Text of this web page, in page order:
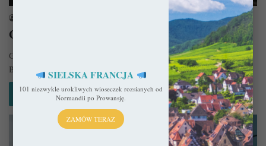
Gotyk w Barcelonie
Gdybyśmy tak mieli typować styl architektoniczny z którym kojarzy się
Barcelona? Który by to był? Zapewne większość z nas wybrałaby…
Czytaj więcej »
SIELSKA FRANCJA
101 niezwykle urokliwych wioseczek rozsianych od
Normandii po Prowansję.
ZAMÓW TERAZ